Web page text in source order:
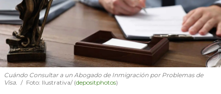
Cuándo Consultar a un Abogado de Inmigración por Problemas de
Visa.
Foto: Ilustrativa/ (depositphotos)